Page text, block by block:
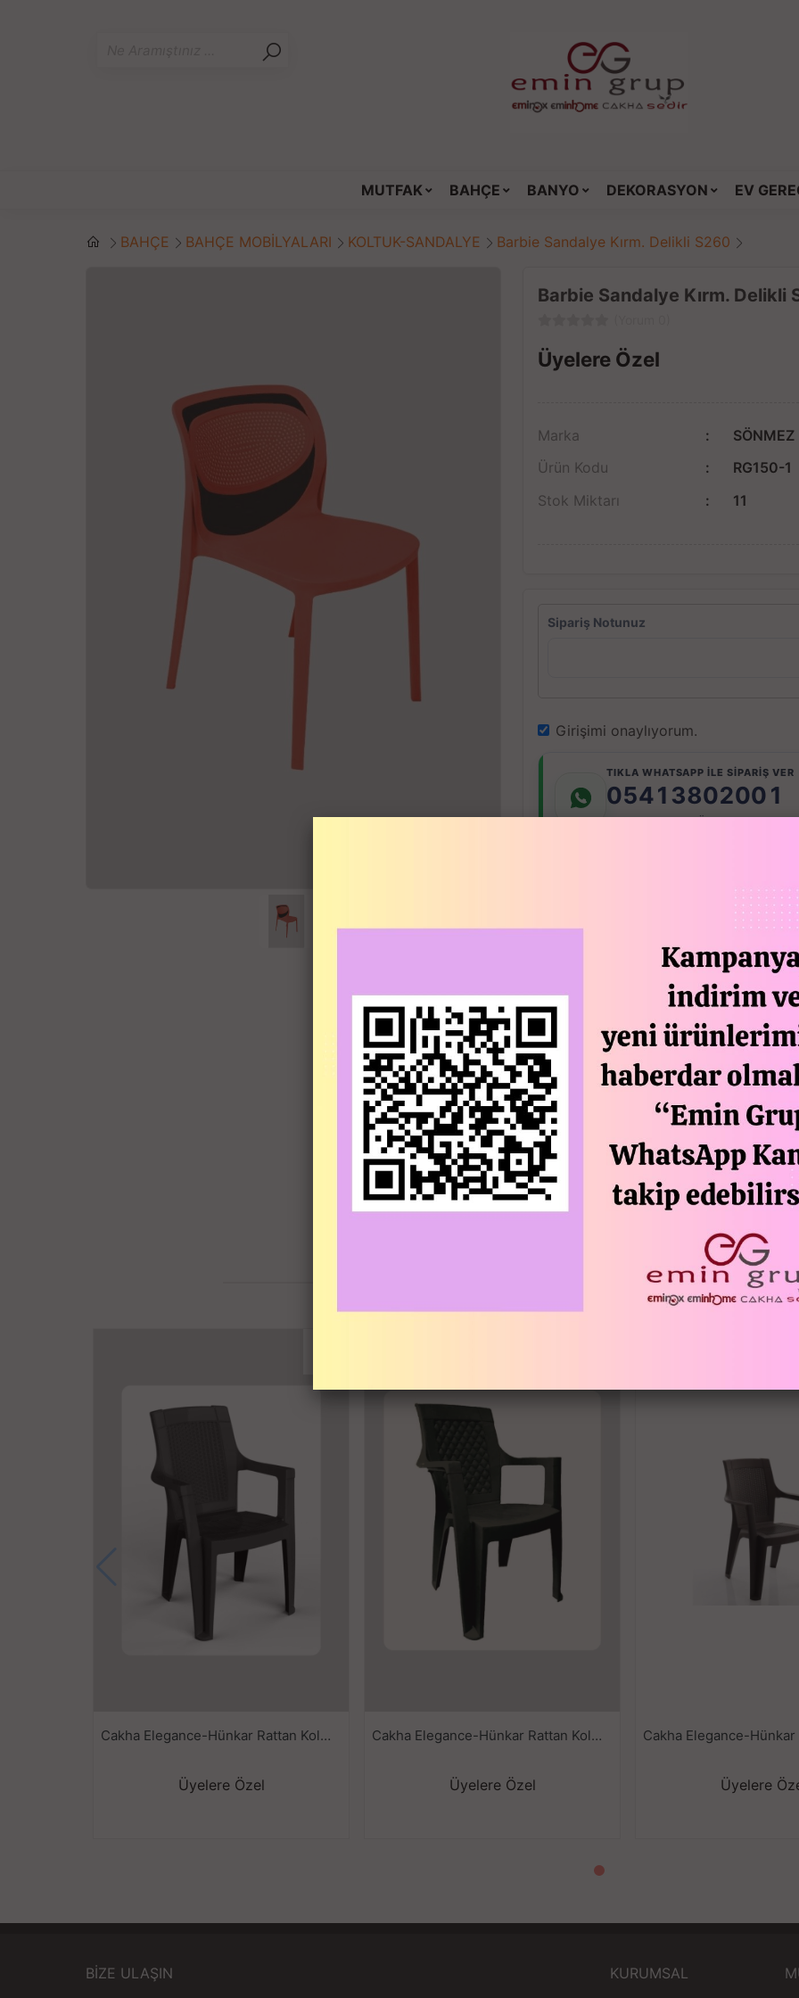
MUTFAK BAHÇE BANYO DEKORASYON EV
BAHÇE BAHÇE MOBİLYALARI KOLTUK-SANDALYE Barbie Sandalye Kırm. Delikli S260
Barbie Sandalye Kırm. Delikli
Üyelere Özel
Marka
SÖNMEZ
Ürün Kodu
RG150-1
Stok Miktarı
11
Sipariş Notunuz
Girişimi onaylıyorum.
TIKLA WHATSAPP İLE SİPARİŞ VER
05413802001
7x24 Whatsapp Üzerinden de
SEPETTE
En: 42 cm
Boy: 40 cm
Yükseklik: 80 cm
Oturma Yüksekliği:45 cm
Cafe, otel, bahçe, restoran, ev,
ve dış mekanlarda için kullanım
Rattan örgü efektli ve mat yüzeylidir.
Kaliteli şık ve dekoratiftir, görselliğiyle
bir görünüme kavuşturur.
İç ve dış mekanlarda kullanılabilir.
Tüm hava şartlarına uygun olup
UV katkısı sayesinde güneşe karşı
Antistatik katkısı sayesinde
İLGILI ÜRÜNLER
Cakha Elegance-Hünkar Rattan Koltuk Ant
Üyelere Özel
Cakha Elegance-Hünkar Rattan Koltuk Yeşil---
Üyelere Özel Üyelere
BİZE ULAŞIN
KURUMSAL